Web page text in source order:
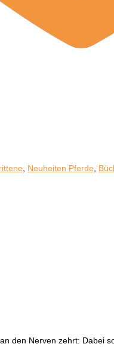
Neuheiten Pferde
den Nerven zehrt: